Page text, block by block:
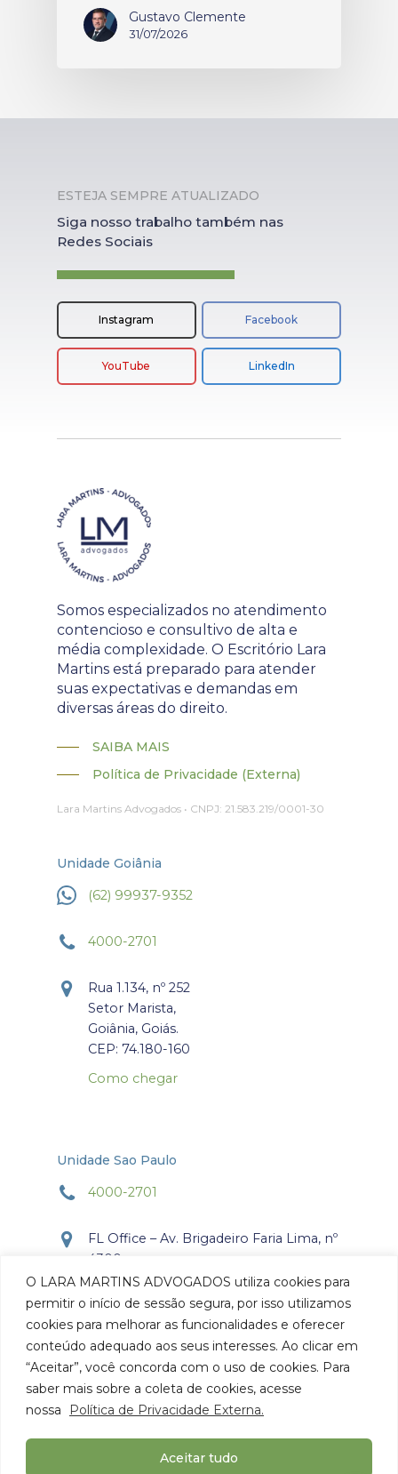
O LARA MARTINS ADVOGADOS utiliza cookies para
permitir o início de sessão segura, por isso utilizamos
cookies para melhorar as funcionalidades e oferecer
conteúdo adequado aos seus interesses. Ao clicar em
“Aceitar”, você concorda com o uso de cookies. Para
saber mais sobre a coleta de cookies, acesse
nossa
Política de Privacidade Externa.
Aceitar tudo
Gustavo Clemente
31/07/2026
ESTEJA SEMPRE ATUALIZADO
Siga nosso trabalho também nas
Redes Sociais
Instagram Facebook
YouTube LinkedIn
Somos especializados no atendimento
contencioso e consultivo de alta e
média complexidade. O Escritório Lara
Martins está preparado para atender
suas expectativas e demandas em
diversas áreas do direito.
SAIBA MAIS
Política de Privacidade (Externa)
Lara Martins Advogados • CNPJ: 21.583.219/0001-30
Unidade Goiânia
(62) 99937-9352
4000-2701
Rua 1.134, nº 252
Setor Marista,
Goiânia, Goiás.
CEP: 74.180-160
Como chegar
Unidade Sao Paulo
4000-2701
FL Office – Av. Brigadeiro Faria Lima, nº
4300
Torre Office – Sala 804
Itaim Bibi, São Paulo, SP.
CEP: 04.538-132
Como chegar